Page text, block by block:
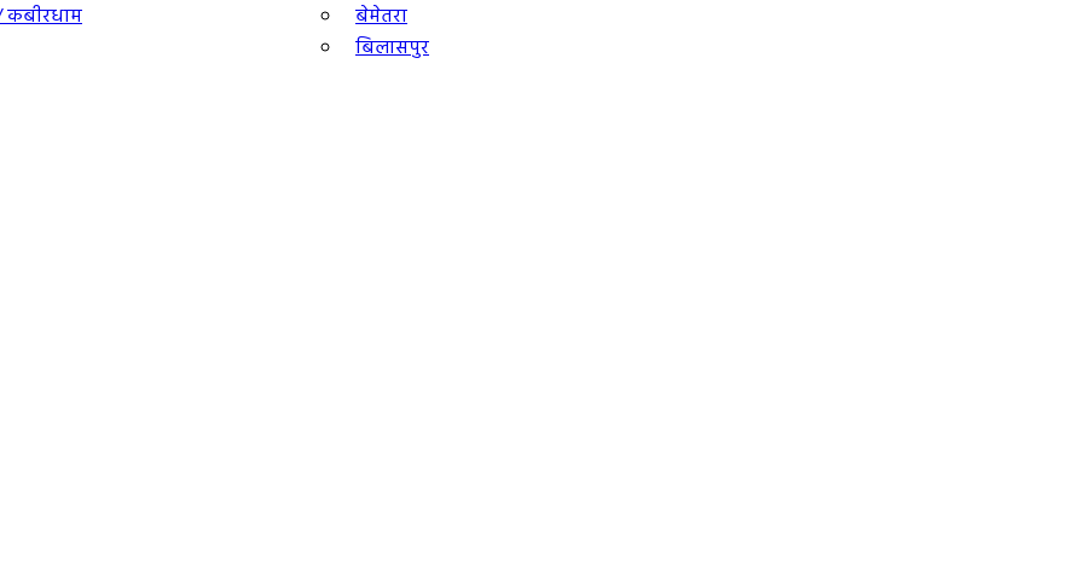
कबीरधाम
बेमेतरा
बिलासपुर